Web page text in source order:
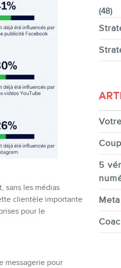
sans les médias
clientèle importante
pour le
messagerie pour
(48)
5